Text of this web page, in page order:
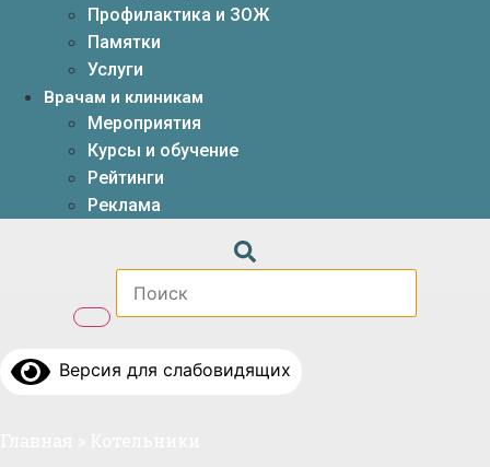
Профилактика и ЗОЖ
Памятки
Услуги
Врачам и клиникам
Мероприятия
Курсы и обучение
Рейтинги
Реклама
Версия для слабовидящих